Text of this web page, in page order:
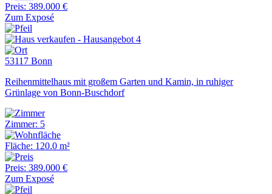
Preis: 389.000 €
Zum Exposé
53117 Bonn
Reihenmittelhaus mit großem Garten und Kamin, in ruhiger
Grünlage von Bonn-Buschdorf
Zimmer: 5
Fläche: 120.0 m²
Preis: 389.000 €
Zum Exposé